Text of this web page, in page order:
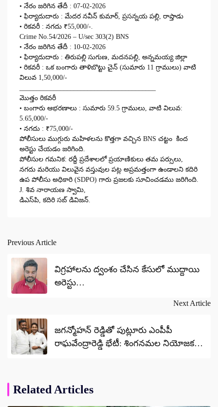
• నేరం జరిగిన తేదీ : 07-02-2026
• ఫిర్యాదుదారు : మేదర నవీన్ కుమార్, ప్రసన్నయ పల్లి, రాప్తాడు
• రికవరీ : నగదు ₹55,000/-.
Crime No.54/2026 – U/sec 303(2) BNS
• నేరం జరిగిన తేదీ : 10-02-2026
• ఫిర్యాదుదారు : తిరుపల్లి సుగుణ, మదనపల్లి, అన్నమయ్య జిల్లా
• రికవరీ : ఒక బంగారు తాళిబొట్టు చైన్ (సుమారు 11 గ్రాములు) వాటి
విలువ 1,50,000/-
మొత్తం రికవరీ
• బంగారు ఆభరణాలు : సుమారు 59.5 గ్రాములు, వాటి విలువ:
5.65,000/-
• నగదు : ₹75,000/-
పోలీసులు ముగ్గురు మహిళలను కొత్తగా వచ్చిన BNS చట్టం కింద
అరెస్టు చేయడం జరిగింది.
పోలీసుల గమనిక: రద్దీ ప్రదేశాలలో ప్రయాణికులు తమ పర్సులు,
నగదు మరియు విలువైన వస్తువుల పట్ల అప్రమత్తంగా ఉండాలని కదిరి
ఉప పోలీసు అధికారి (SDPO) గారు ప్రజలకు సూచించడము జరిగింది.
J. శివ నారాయణ స్వామి,
డి‌ఎస్‌పి, కదిరి సబ్ డివిజన్.
Post
navigation
Previous Article
విగ్రహాలను ద్వంశం చేసిన కేసులో ముద్దాయి
అరెస్టు…
Next Article
జగన్మోహన్ రెడ్డితో పుట్లూరు ఎంపీపీ
రాఘవేంద్రారెడ్డి భేటీ: శింగనమల నియోజకవర్గ
Related Articles